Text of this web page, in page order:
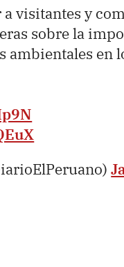
visitantes y
sobre la
ambientales en